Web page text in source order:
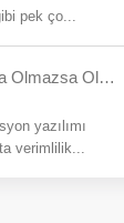
pek ço...
Karma Yem Yazılımlarında Olmazsa Olmaz 10 Temel Özellik ve YemYap Farkı
yazılımı
verimlilik...